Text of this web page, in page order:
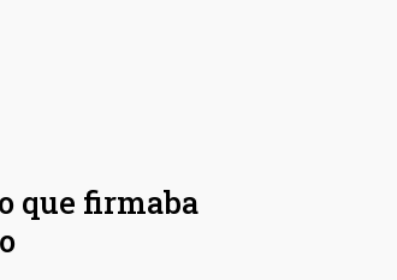
que firmaba